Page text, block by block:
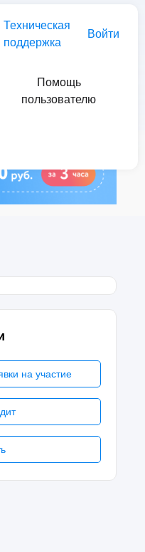
Техническая
поддержка
Войти
Помощь
пользователю
на участие